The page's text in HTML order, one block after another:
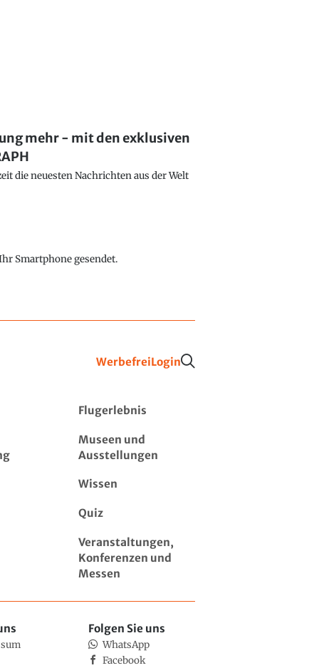
mehr - mit den exklusiven
die neuesten Nachrichten aus der Welt
Smartphone gesendet.
WerbefreiLogin
Flugerlebnis
Museen und
Ausstellungen
Wissen
Quiz
Veranstaltungen,
Konferenzen und
Messen
Folgen Sie uns
WhatsApp
Facebook